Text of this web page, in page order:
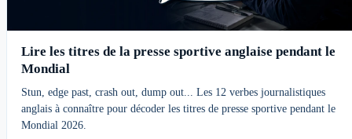
Lire les titres de la presse sportive anglaise pendant le
Mondial
Stun, edge past, crash out, dump out... Les 12 verbes journalistiques
anglais à connaître pour décoder les titres de presse sportive pendant le
Mondial 2026.